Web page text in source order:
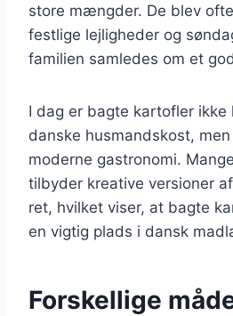
store mængder. De blev
festlige lejligheder og
familien samledes om et
I dag er bagte kartofler ikke
danske husmandskost,
moderne gastronomi.
tilbyder kreative versioner
ret, hvilket viser, at bagte
en vigtig plads i dansk
Forskellige